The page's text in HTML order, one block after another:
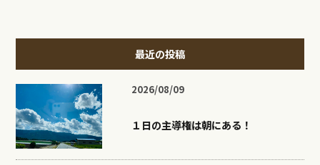
最近の投稿
2026/08/09
１日の主導権は朝にある！